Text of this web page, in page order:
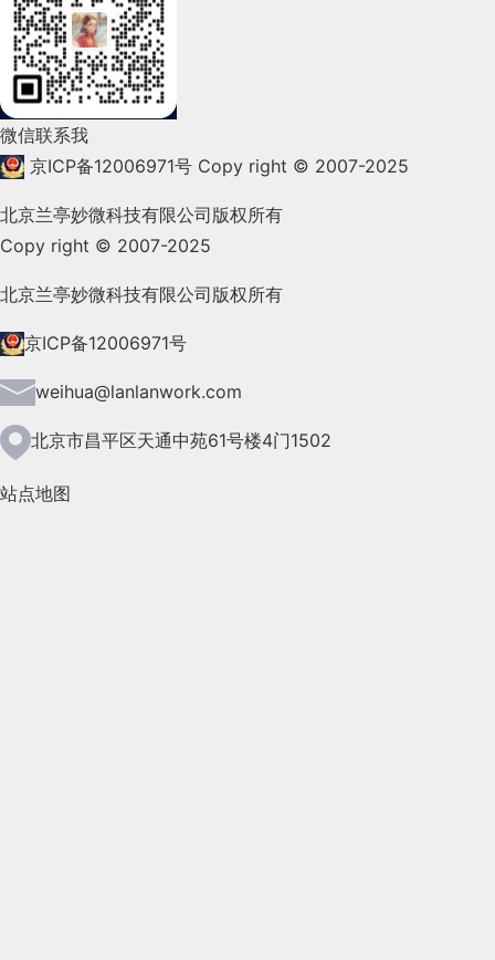
2022年2月(53)
2022年1月(99)
2021年12月(105)
2021年9月(153)
2021年8月(147)
2021年7月(149)
2021年6月(157)
2021年5月(124)
微信联系我
京ICP备12006971号 Copy right © 2007-2025
北京兰亭妙微科技有限公司版权所有
Copy right © 2007-2025
北京兰亭妙微科技有限公司版权所有
京ICP备12006971号
weihua@lanlanwork.com
北京市昌平区天通中苑61号楼4门1502
站点地图